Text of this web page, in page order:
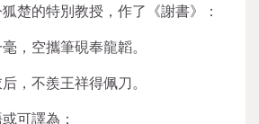
楚的特別教授，作了《謝書》：
，空攜筆硯奉龍韜。
，不羨王祥得佩刀。
可譯為：